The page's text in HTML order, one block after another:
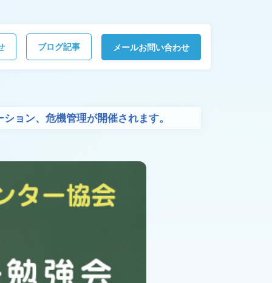
ブログ記事 メールお問い合わせ
ョン、危機管理が開催されます。